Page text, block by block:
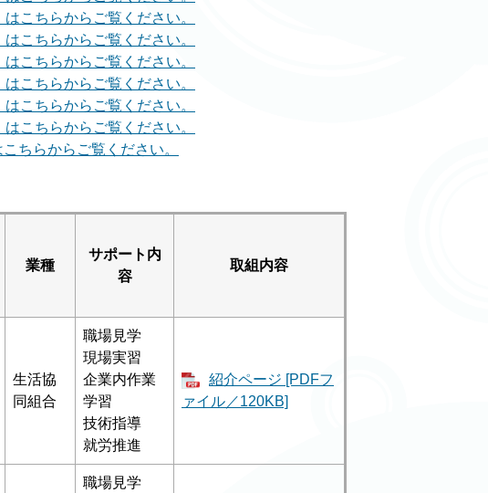
こちらからご覧ください。
こちらからご覧ください。
こちらからご覧ください。
こちらからご覧ください。
こちらからご覧ください。
こちらからご覧ください。
ちらからご覧ください。
業種
サポート内
容
取組内容
生活協
同組合
職場見学
現場実習
企業内作業
学習
技術指導
就労推進
紹介ページ [PDFフ
ァイル／120KB]
職場見学